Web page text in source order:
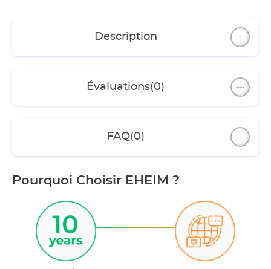
Description
Évaluations(0)
FAQ(0)
Pourquoi Choisir EHEIM ?